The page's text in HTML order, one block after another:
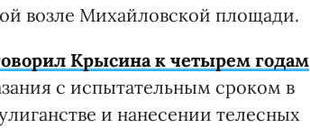
возле Михайловской площади.
Крысина к четырем годам
с испытательным сроком в
и нанесении телесных